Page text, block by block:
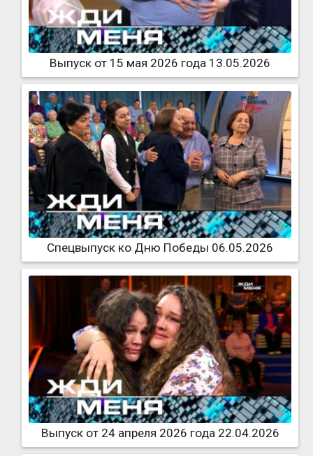
Выпуск от 15 мая 2026 года 13.05.2026
Спецвыпуск ко Дню Победы 06.05.2026
Выпуск от 24 апреля 2026 года 22.04.2026